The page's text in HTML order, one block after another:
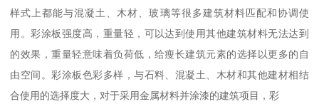
样式上都能与混凝土、木材、玻璃等很多建筑材料匹配和协调使
用。彩涂板强度高，重量轻，可以达到使用其他建筑材料无法达到
的效果，重量轻意味着负荷低，给瘦长建筑元素的选择以更多的自
由空间。彩涂板色彩多样，与石料、混凝土、木材和其他建材相结
合使用的选择度大，对于采用金属材料并涂漆的建筑项目，彩